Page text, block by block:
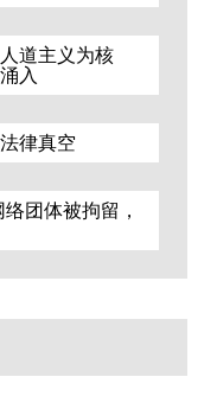
道主义为核
入
律真空
团体被拘留，